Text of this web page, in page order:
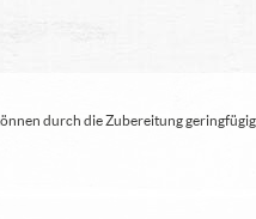
durch die Zubereitung